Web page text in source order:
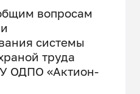
вопросам
системы
труда
ОДПО «Актион-